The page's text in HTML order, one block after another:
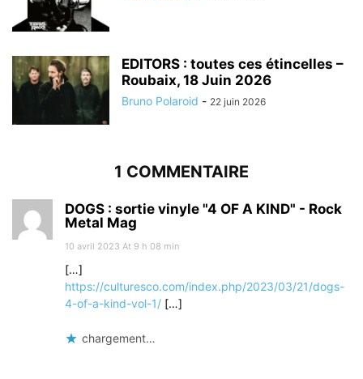
EDITORS : toutes ces étincelles –
Roubaix, 18 Juin 2026
Bruno Polaroid - 22 juin 2026
1 COMMENTAIRE
DOGS : sortie vinyle "4 OF A KIND" - Rock
Metal Mag
10 avril 2023 At 9 h 08 min
[…]
https://culturesco.com/index.php/2023/03/21/dogs-
4-of-a-kind-vol-1/ […]
chargement…